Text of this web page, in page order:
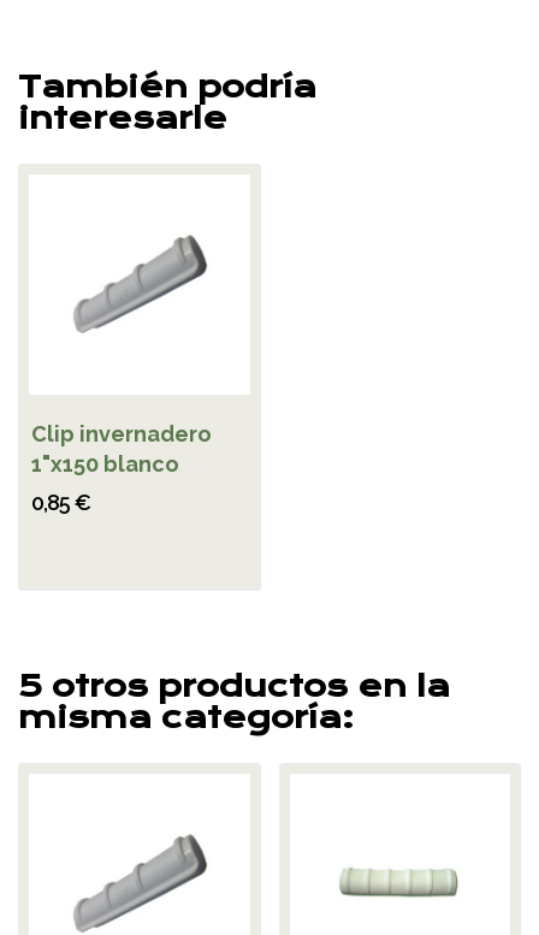
También podría
interesarle
Clip invernadero
1"x150 blanco
0,85 €
5 otros productos en la
misma categoría: